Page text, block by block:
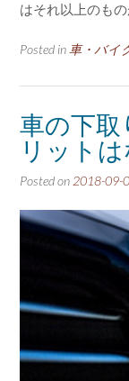
はそれ以上のも
Posted in車・バイ
車の下取
リット
Posted on 2018-09-